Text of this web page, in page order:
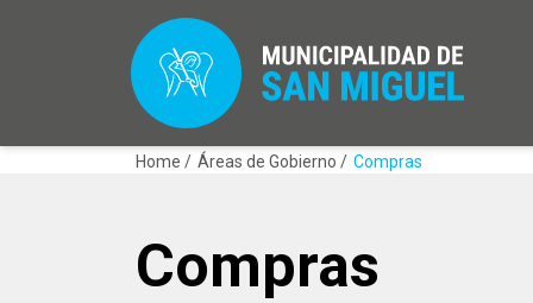
Home / Áreas de Gobierno / Compras
Compras